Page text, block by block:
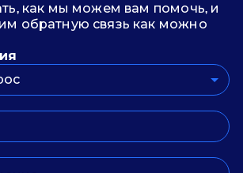
как мы можем вам помочь, и
обратную связь как можно